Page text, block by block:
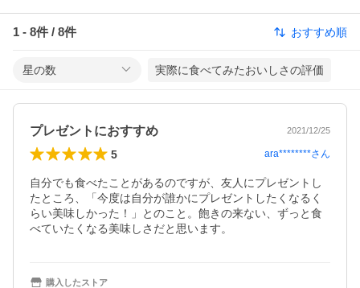
1 - 8件 / 8件 おすすめ順
星の数 実際に食べてみたおいしさの評価
プレゼントにおすすめ 2021/12/25
5 ara********さん
自分でも食べたことがあるのですが、友人にプレゼントし
たところ、「今度は自分が誰かにプレゼントしたくなるく
らい美味しかった！」とのこと。飽きの来ない、ずっと食
べていたくなる美味しさだと思います。
購入したストア